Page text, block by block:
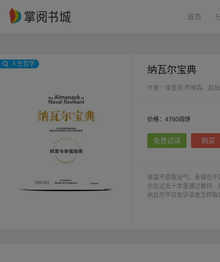
首页
人生哲学
纳瓦尔宝典
作者：埃里克·乔根森、赵灿
价格：4760阅饼
免费试读 购买
致富不是靠运气，幸福也
尔在过去十年里通过推特
纳瓦尔不仅告诉读者怎样